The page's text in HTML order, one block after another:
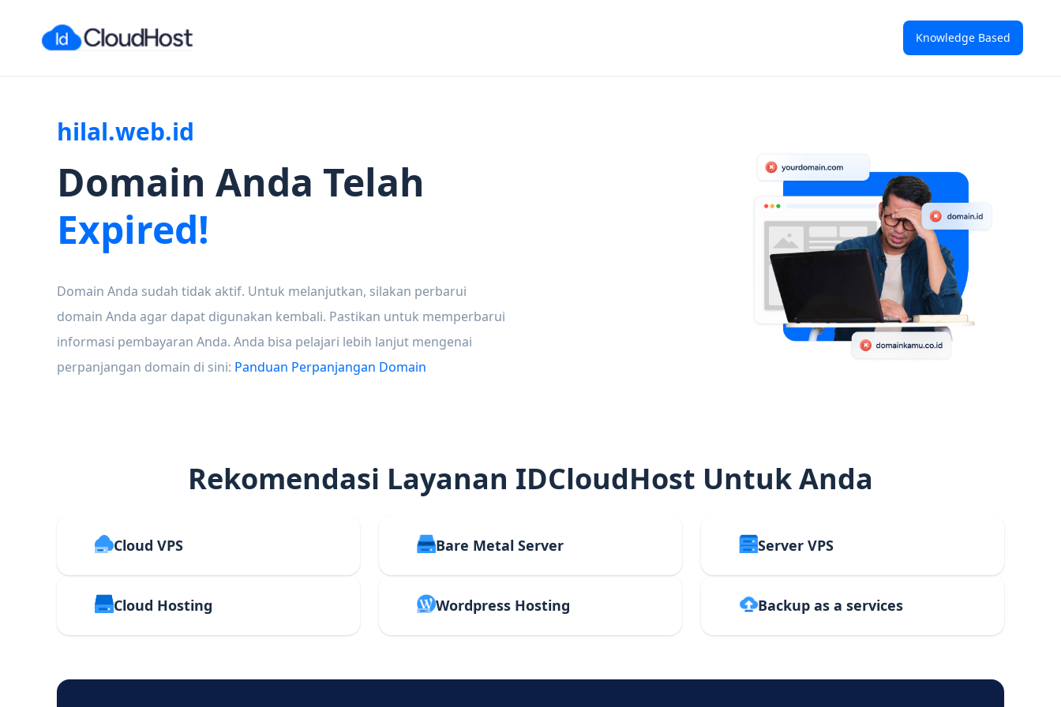
Knowledge Based
hilal.web.id
Domain Anda Telah
Expired!
Domain Anda sudah tidak aktif. Untuk melanjutkan, silakan perbarui
domain Anda agar dapat digunakan kembali. Pastikan untuk memperbarui
informasi pembayaran Anda. Anda bisa pelajari lebih lanjut mengenai
perpanjangan domain di sini: Panduan Perpanjangan Domain
Rekomendasi Layanan IDCloudHost Untuk Anda
Cloud VPS Bare Metal Server Server VPS
Cloud Hosting Wordpress Hosting Backup as a services